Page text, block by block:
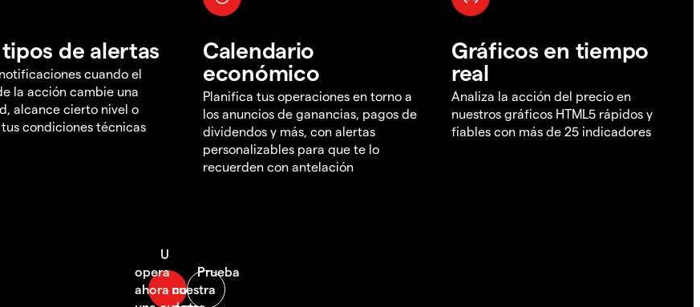
de alertas
cuando el
la acción cambie una
alcance cierto nivel o
condiciones técnicas
Calendario
económico
Planifica tus operaciones en torno a
los anuncios de ganancias, pagos de
dividendos y más, con alertas
personalizables para que te lo
recuerden con antelación
Gráficos en tiempo
real
Analiza la acción del precio en
nuestros gráficos HTML5 rápidos y
fiables con más de 25 indicadores